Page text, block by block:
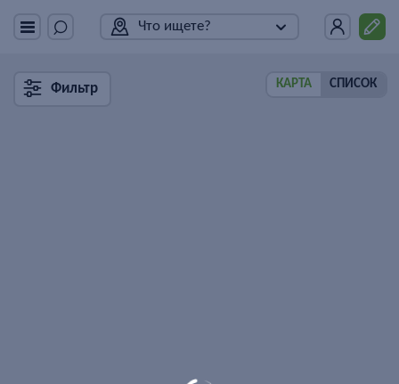
Что ищете?
Фильтр КАРТА СПИСОК